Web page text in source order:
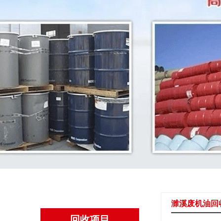
濉溪废机油回